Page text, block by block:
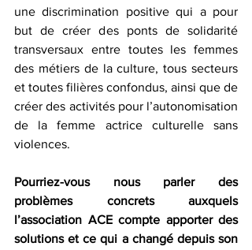
une discrimination positive qui a pour
but de créer des ponts de solidarité
transversaux entre toutes les femmes
des métiers de la culture, tous secteurs
et toutes filières confondus, ainsi que de
créer des activités pour l’autonomisation
de la femme actrice culturelle sans
violences.
Pourriez-vous nous parler des
problèmes concrets auxquels
l’association ACE compte apporter des
solutions et ce qui a changé depuis son